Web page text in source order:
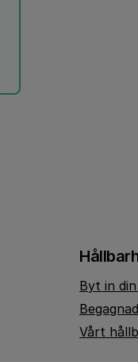
Byt in
Vårt